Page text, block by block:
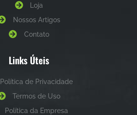
Loja
Nossos Artigos
Contato
Links Úteis
Política de Privacidade
Termos de Uso
Política da Empresa